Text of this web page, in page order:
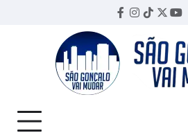
Facebook
Instagram
TikTok